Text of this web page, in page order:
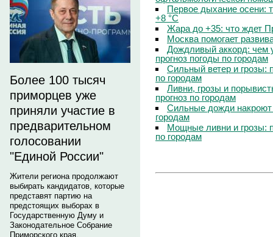
Более 100 тысяч
приморцев уже
приняли участие в
предварительном
голосовании
"Единой России"
Жители региона продолжают
выбирать кандидатов, которые
представят партию на
предстоящих выборах в
Государственную Думу и
Законодательное Собрание
Приморского края.
Первое дыхание осени:
+8 °C
Жара до +35: что ждет
Москва помогает
Дождливый аккорд: чем
прогноз погоды по городам
Сильный ветер и грозы:
по городам
Ливни, грозы и
прогноз по городам
Сильные дожди
городам
Мощные ливни и грозы:
по городам